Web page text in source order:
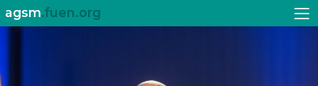
agsm.fuen.org